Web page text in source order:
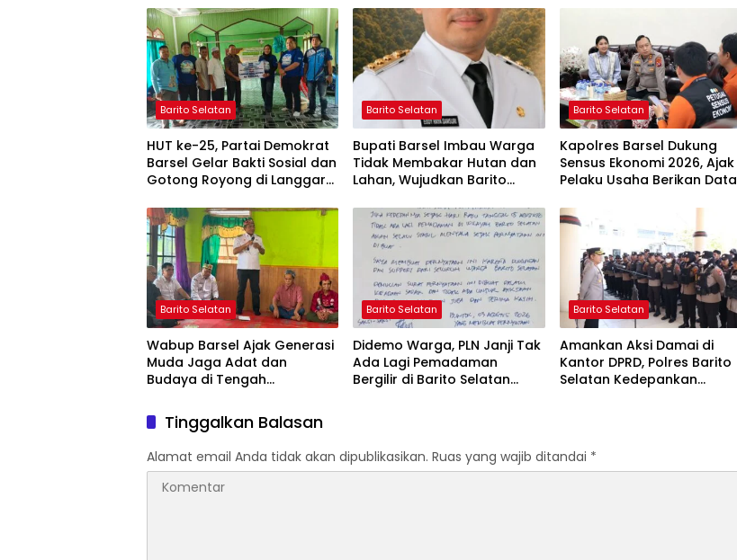
Barito Selatan
HUT ke-25, Partai Demokrat
Barsel Gelar Bakti Sosial dan
Gotong Royong di Langgar
Barito Selatan
Bupati Barsel Imbau Warga
Tidak Membakar Hutan dan
Lahan, Wujudkan Barito
Barito Selatan
Kapolres Barsel Dukung
Sensus Ekonomi 2026, Ajak
Pelaku Usaha Berikan Data
Barito Selatan
Wabup Barsel Ajak Generasi
Muda Jaga Adat dan
Budaya di Tengah
Barito Selatan
Didemo Warga, PLN Janji Tak
Ada Lagi Pemadaman
Bergilir di Barito Selatan
Barito Selatan
Amankan Aksi Damai di
Kantor DPRD, Polres Barito
Selatan Kedepankan
Tinggalkan Balasan
Alamat email Anda tidak akan dipublikasikan. Ruas yang wajib ditandai *